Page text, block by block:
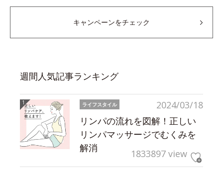
キャンペーンをチェック
週間人気記事ランキング
2024/03/18
ライフスタイル
リンパの流れを図解！正しい
リンパマッサージでむくみを
解消
1833897 view